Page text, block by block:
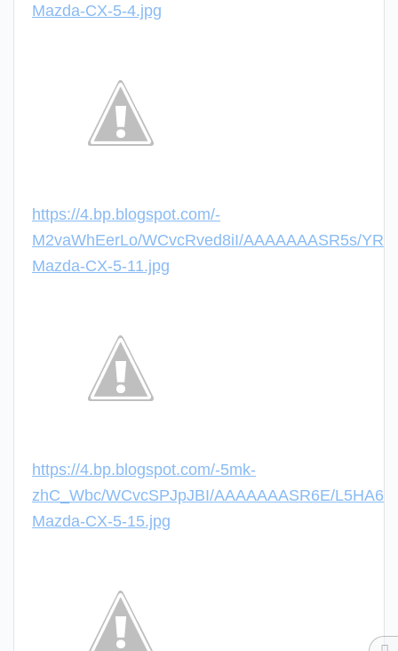
Mazda-CX-5-4.jpg
https://4.bp.blogspot.com/-
M2vaWhEerLo/WCvcRved8iI/AAAAAAASR5s/
Mazda-CX-5-11.jpg
https://4.bp.blogspot.com/-5mk-
zhC_Wbc/WCvcSPJpJBI/AAAAAAASR6E/
Mazda-CX-5-15.jpg